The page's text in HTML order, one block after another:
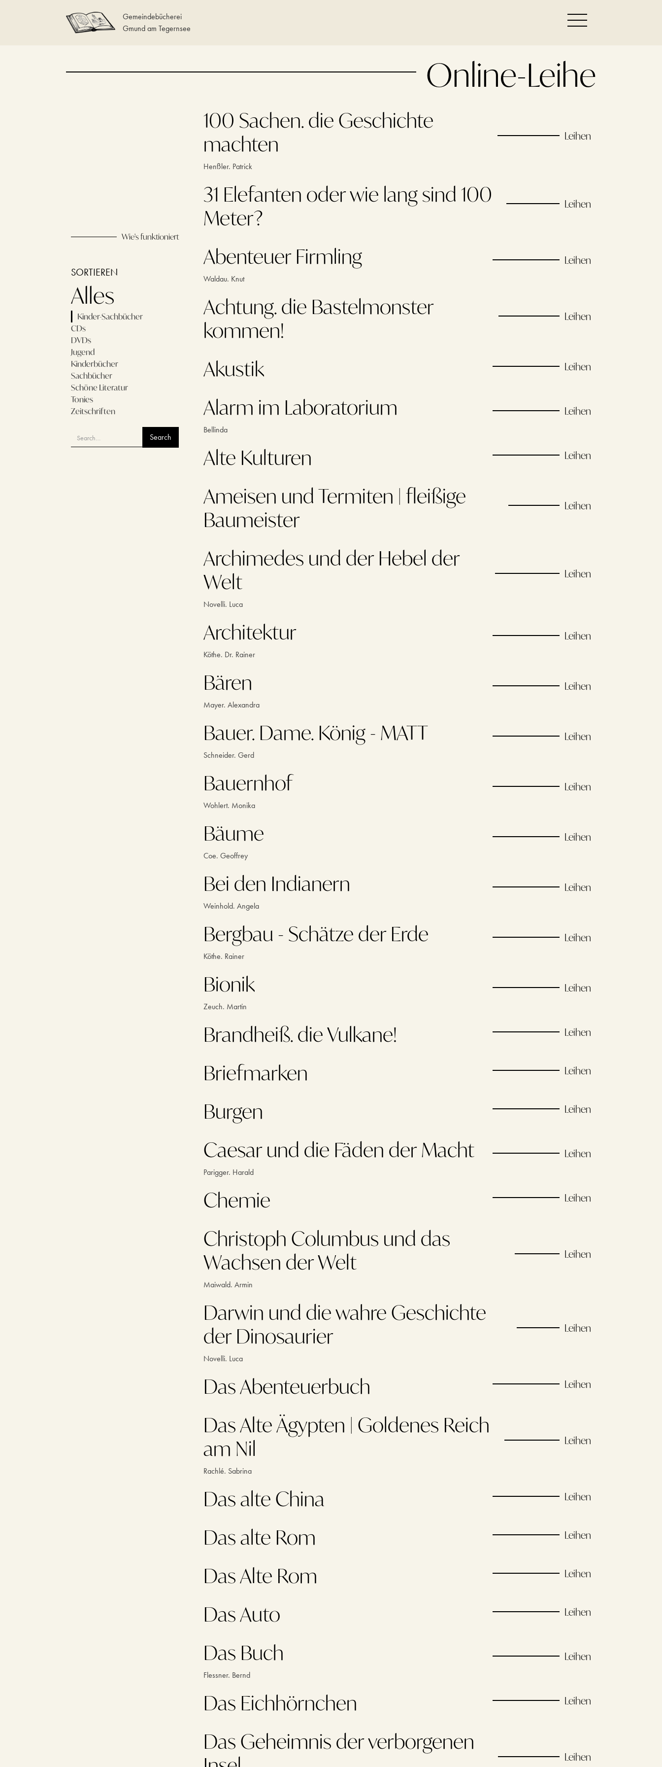
Gemeindebücherei
Gmund am Tegernsee
Online-Leihe
Wie's funktioniert
SORTIEREN
Alles
Kinder-Sachbücher
CDs
DVDs
Jugend
Kinderbücher
Sachbücher
Schöne Literatur
Tonies
Zeitschriften
100 Sachen. die Geschichte
machten
Henßler. Patrick
Leihen
31 Elefanten oder wie lang sind 100
Meter?
Leihen
Abenteuer Firmling
Waldau. Knut
Leihen
Achtung. die Bastelmonster
kommen!
Leihen
Akustik Leihen
Alarm im Laboratorium
Bellinda
Leihen
Alte Kulturen Leihen
Ameisen und Termiten | fleißige
Baumeister
Leihen
Archimedes und der Hebel der
Welt
Novelli. Luca
Leihen
Architektur
Köthe. Dr. Rainer
Leihen
Bären
Mayer. Alexandra
Leihen
Bauer. Dame. König - MATT
Schneider. Gerd
Leihen
Bauernhof
Wohlert. Monika
Leihen
Bäume
Coe. Geoffrey
Leihen
Bei den Indianern
Weinhold. Angela
Leihen
Bergbau - Schätze der Erde
Köthe. Rainer
Leihen
Bionik
Zeuch. Martin
Leihen
Brandheiß. die Vulkane! Leihen
Briefmarken Leihen
Burgen Leihen
Caesar und die Fäden der Macht
Parigger. Harald
Leihen
Chemie Leihen
Christoph Columbus und das
Wachsen der Welt
Maiwald. Armin
Leihen
Darwin und die wahre Geschichte
der Dinosaurier
Novelli. Luca
Leihen
Das Abenteuerbuch Leihen
Das Alte Ägypten | Goldenes Reich
am Nil
Rachlé. Sabrina
Leihen
Das alte China Leihen
Das alte Rom Leihen
Das Alte Rom Leihen
Das Auto Leihen
Das Buch
Flessner. Bernd
Leihen
Das Eichhörnchen Leihen
Das Geheimnis der verborgenen
Leihen